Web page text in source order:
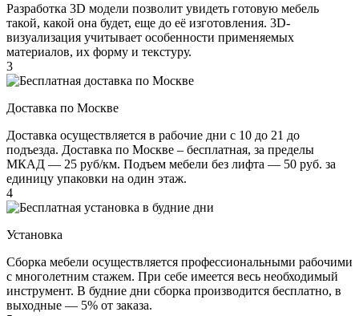
Разработка 3D модели позволит увидеть готовую мебель
такой, какой она будет, еще до её изготовления. 3D-
визуализация учитывает особенности применяемых
материалов, их форму и текстуру.
3
Доставка по Москве
Доставка осуществляется в рабочие дни с 10 до 21 до
подъезда. Доставка по Москве – бесплатная, за пределы
МКАД — 25 руб/км. Подъем мебели без лифта — 50 руб. за
единицу упаковки на один этаж.
4
Установка
Сборка мебели осуществляется профессиональными рабочими
с многолетним стажем. При себе имеется весь необходимый
инструмент. В будние дни сборка производится бесплатно, в
выходные — 5% от заказа.